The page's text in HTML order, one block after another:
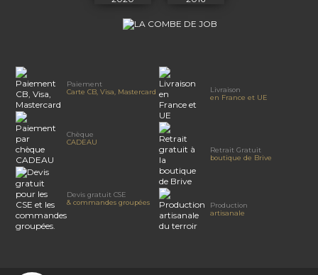
Paiement
Carte CB, Visa, Mastercard
Chèque
CADEAU
Devis gratuit CSE
& commandes groupées
Livraison
en France et UE
Retrait Gratuit
boutique de Brive
Production
artisanale